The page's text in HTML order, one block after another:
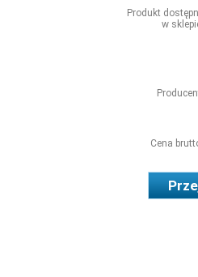
Produkt
w
Cena